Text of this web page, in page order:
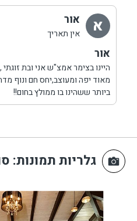
א אור
אין תאריך
אור
היינו בצימר אמצ"ש אני ובת
מאוד יפה ומעוצב,יחס חם ונוף
ביותר ששהינו בו ממולץ בחום!!
גלריות תמונות: